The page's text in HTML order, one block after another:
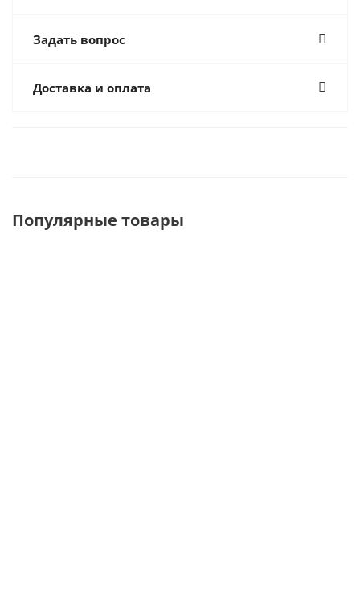
Задать вопрос
Доставка и оплата
Популярные товары